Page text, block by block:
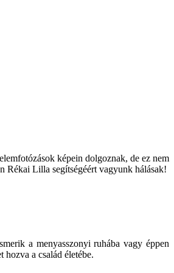
képein dolgoznak, de ez nem
Rékai Lilla segítségéért vagyunk hálásak!
a menyasszonyi ruhába vagy éppen
a család életébe.